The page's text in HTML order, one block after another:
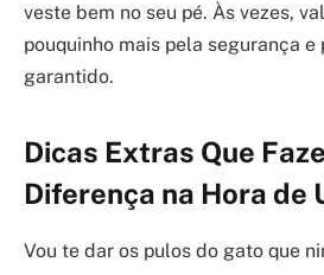
veste bem no seu pé. Às vezes,
pouquinho mais pela segurança
garantido.
Dicas Extras Que
Diferença na Hora de
Vou te dar os pulos do gato que